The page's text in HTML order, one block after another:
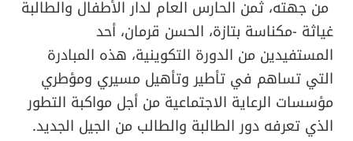
من جهته، ثمن الحارس العام لدار الأطفال والطالبة
غياثة -مكناسة بتازة، الحسن قرمان، أحد
المستفيدين من الدورة التكوينية، هذه المبادرة
التي تساهم في تأطير وتأهيل مسيري ومؤطري
مؤسسات الرعاية الاجتماعية من أجل مواكبة التطور
الذي تعرفه دور الطالبة والطالب من الجيل الجديد.